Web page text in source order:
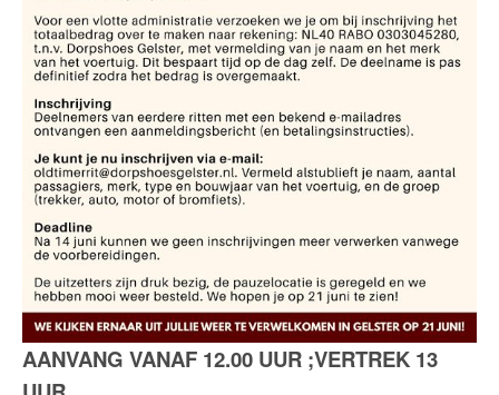
AANVANG VANAF 12.00 UUR ;VERTREK 13